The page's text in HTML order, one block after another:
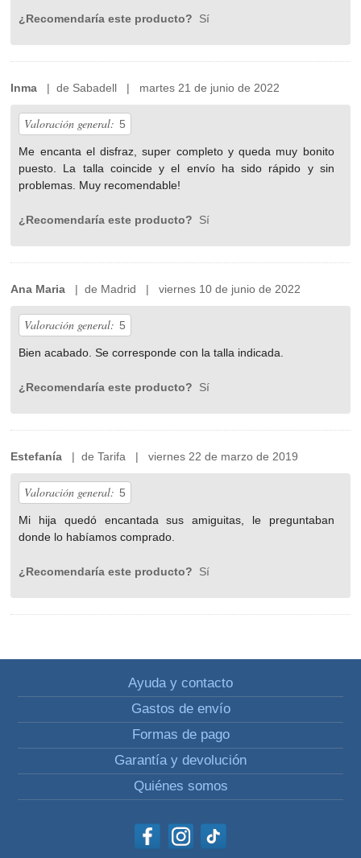
¿Recomendaría este producto? Sí
Inma | de Sabadell | martes 21 de junio de 2022
Valoración general: 5
Me encanta el disfraz, super completo y queda muy bonito
puesto. La talla coincide y el envío ha sido rápido y sin
problemas. Muy recomendable!
¿Recomendaría este producto? Sí
Ana Maria | de Madrid | viernes 10 de junio de 2022
Valoración general: 5
Bien acabado. Se corresponde con la talla indicada.
¿Recomendaría este producto? Sí
Estefanía | de Tarifa | viernes 22 de marzo de 2019
Valoración general: 5
Mi hija quedó encantada sus amiguitas, le preguntaban
donde lo habíamos comprado.
¿Recomendaría este producto? Sí
Ayuda y contacto
Gastos de envío
Formas de pago
Garantía y devolución
Quiénes somos